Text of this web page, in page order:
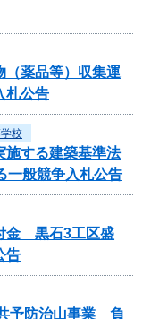
（薬品等）収集運
札公告
校
施する建築基準法
一般競争入札公告
金 黒石3工区盛
告
予防治山事業 負